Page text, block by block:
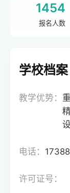
1454
报名人数
学校档案
教学优势：
电话：
许可证号：